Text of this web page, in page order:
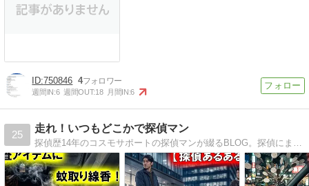
750846 4
週間IN:6 週間OUT:18 月間IN:6
25
走れ！いつもどこかで探偵マン
探偵歴14年のコスモサポートの探偵マンが綴るBLOG。探偵にまつわる踏み込んだ話から、日常的なライトな話まで、幅広くご紹介して参ります。